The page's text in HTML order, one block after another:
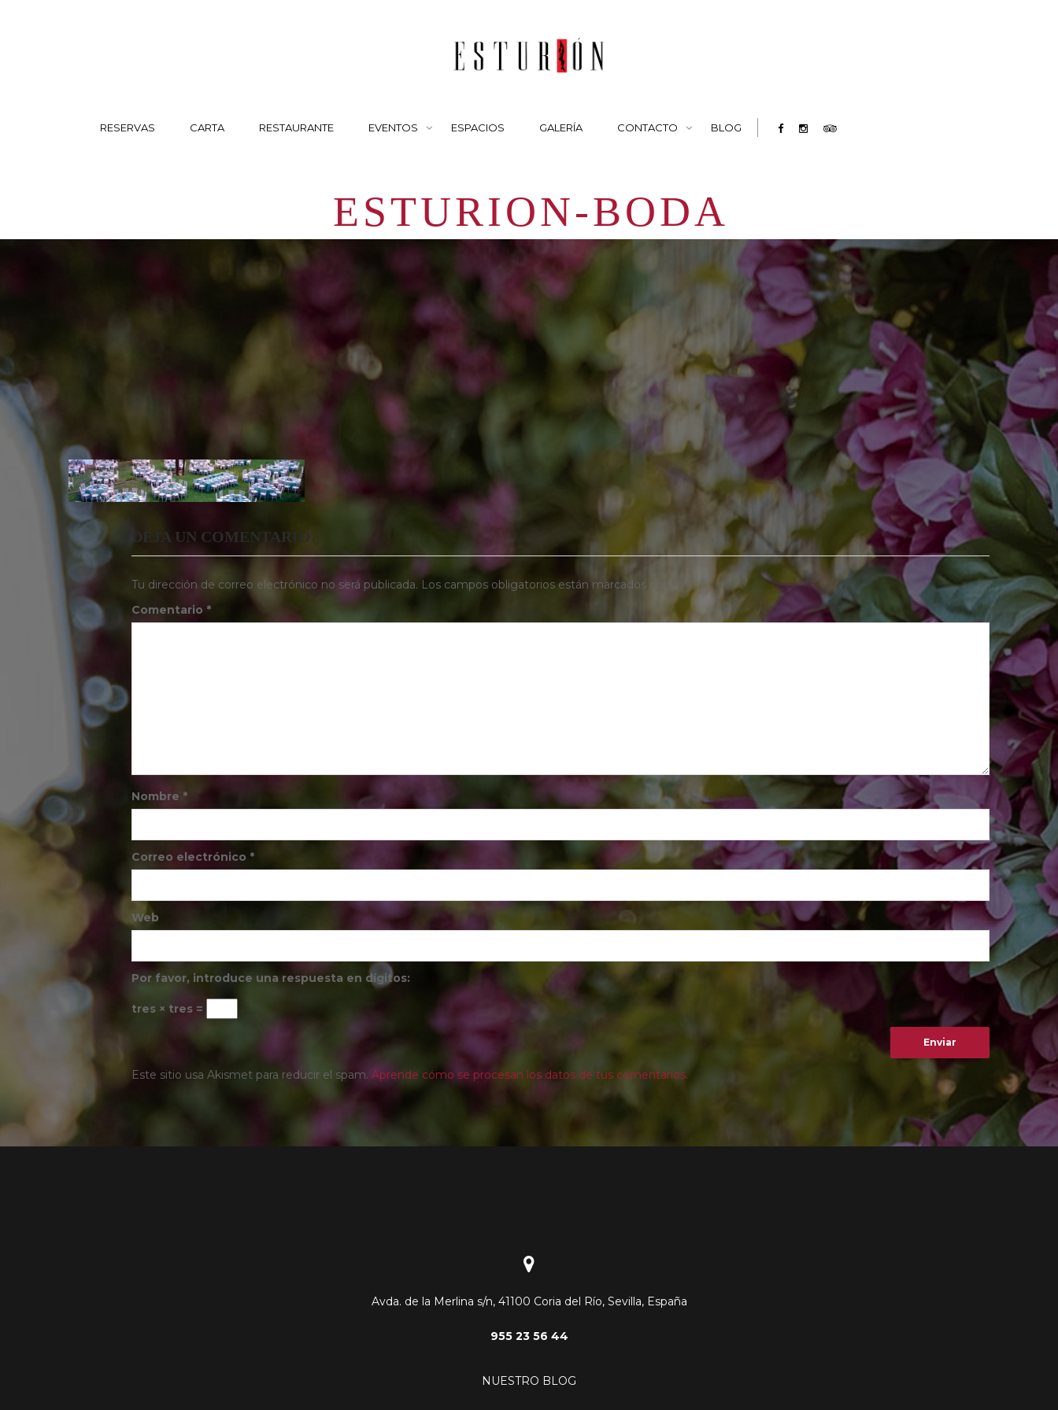
RESERVAS CARTA RESTAURANTE EVENTOS ESPACIOS GALERÍA CONTACTO BLOG
ESTURION-BODA
DEJA UN COMENTARIO
Tu dirección de correo electrónico no será publicada. Los campos obligatorios están marcados con
Comentario *
Nombre *
Correo electrónico *
Web
Por favor, introduce una respuesta en dígitos:
tres × tres =
Este sitio usa Akismet para reducir el spam. Aprende cómo se procesan los datos de tus comentarios.
Avda. de la Merlina s/n, 41100 Coria del Río, Sevilla, España
955 23 56 44
NUESTRO BLOG